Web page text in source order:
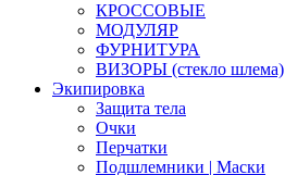
КРОССОВЫЕ
МОДУЛЯР
ФУРНИТУРА
ВИЗОРЫ (стекло шлема)
Экипировка
Защита тела
Очки
Перчатки
Подшлемники | Маски